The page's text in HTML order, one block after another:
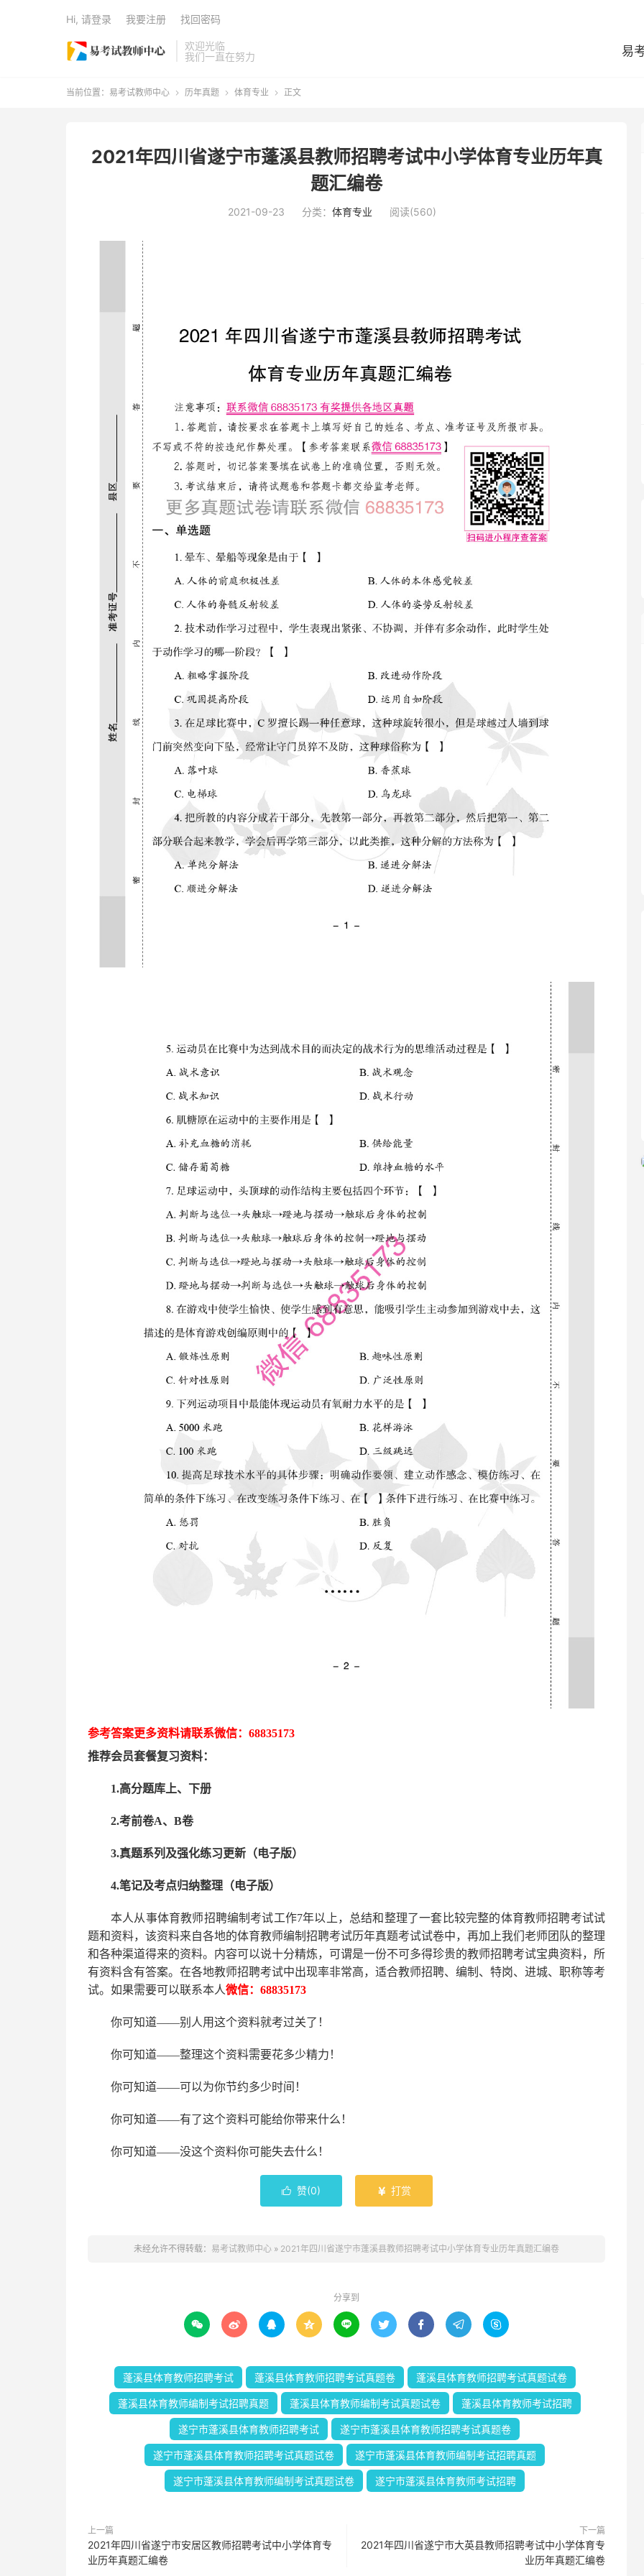
欢迎光临
我们一直在努力
易
Hi, 请登录 我要注册 找回密码
当前位置： 易考试教师中心  历年真题  体育专业  正文
2021年四川省遂宁市蓬溪县教师招聘考试中小学体育专业历年真
题汇编卷
2021-09-23 分类： 体育专业 阅读(560)
参考答案更多资料请联系微信： 68835173
推荐会员套餐复习资料：
1.高分题库上、下册
2.考前卷A、B卷
3.真题系列及强化练习更新（电子版）
4.笔记及考点归纳整理（电子版）
本人从事体育教师招聘编制考试工作7年以上，总结和整理了一套比较完整的体育教师招聘考试试
题和资料，该资料来自各地的体育教师编制招聘考试历年真题考试试卷中， 再加上我们 老师 团队的整理
和各种渠道得来的资料。内容可以说十分精炼，可谓是一份不可多得珍贵的教师招聘考试宝典资料，所
有资料含有答案。 在各地教师招聘考试中出现率非常高，适合教师招聘、编制、特岗、进城、职称等考
试。如果需要可以联系本人微信： 68835173
你可知道——别人用这个资料就考过关了！
你可知道——整理这个资料需要花多少精力 ！
你可知道——可以为你节约多少时间！
你可知道——有了这个资料可能给你带来什么！
你可知道——没这个资料你可能失去什么！
 赞(0)  打赏
未经允许不得转载： 易考试教师中心 » 2021年四川省遂宁市蓬溪县教师招聘考试中小学体育专业历年真题汇编卷
分享到
        
蓬溪县体育教师招聘考试 蓬溪县体育教师招聘考试真题卷 蓬溪县体育教师招聘考试真题试卷
蓬溪县体育教师编制考试招聘真题 蓬溪县体育教师编制考试真题试卷 蓬溪县体育教师考试招聘
遂宁市蓬溪县体育教师招聘考试 遂宁市蓬溪县体育教师招聘考试真题卷
遂宁市蓬溪县体育教师招聘考试真题试卷 遂宁市蓬溪县体育教师编制考试招聘真题
遂宁市蓬溪县体育教师编制考试真题试卷 遂宁市蓬溪县体育教师考试招聘
上一篇
2021年四川省遂宁市安居区教师招聘考试中小学体育专
业历年真题汇编卷
下一篇
2021年四川省遂宁市大英县教师招聘考试中小学体育专
业历年真题汇编卷